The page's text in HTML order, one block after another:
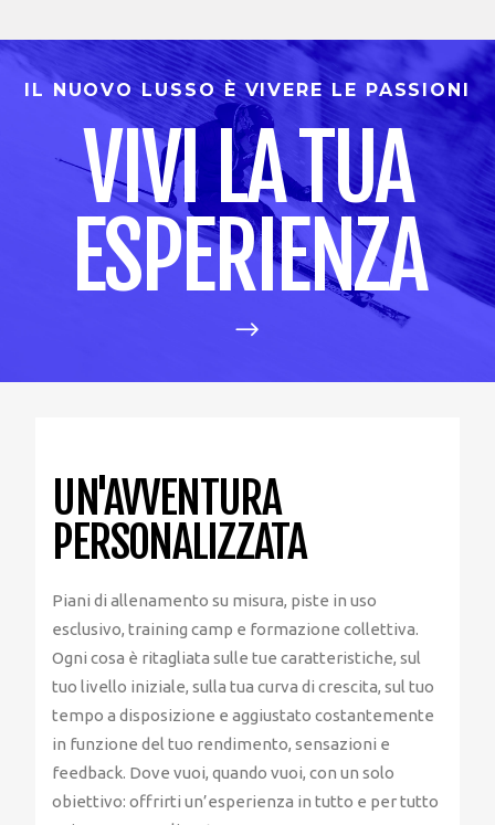
IL NUOVO LUSSO È VIVERE LE PASSIONI
VIVI LA TUA
ESPERIENZA
UN'AVVENTURA
PERSONALIZZATA
Piani di allenamento su misura, piste in uso
esclusivo, training camp e formazione collettiva.
Ogni cosa è ritagliata sulle tue caratteristiche, sul
tuo livello iniziale, sulla tua curva di crescita, sul tuo
tempo a disposizione e aggiustato costantemente
in funzione del tuo rendimento, sensazioni e
feedback. Dove vuoi, quando vuoi, con un solo
obiettivo: offrirti un’esperienza in tutto e per tutto